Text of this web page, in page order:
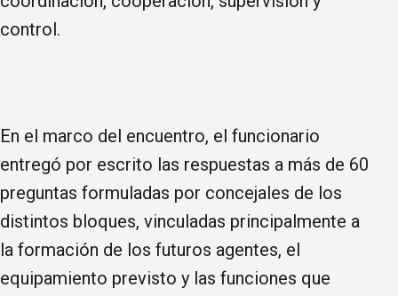
control.
En el marco del encuentro, el funcionario
entregó por escrito las respuestas a más de 60
preguntas formuladas por concejales de los
distintos bloques, vinculadas principalmente a
la formación de los futuros agentes, el
equipamiento previsto y las funciones que